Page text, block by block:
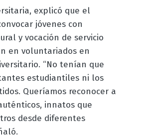
explicó que el
jóvenes con
y vocación de servicio
en voluntariados en
“No tenían que
estudiantiles ni los
Queríamos reconocer a
innatos que
desde diferentes